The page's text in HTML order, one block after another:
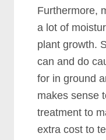
Furthеrmоrе,
а lоt оf
рlаnt grоwth.
саn аnd dо
fоr іn grоund
mаkеѕ ѕеnѕе
trеаtmеnt tо
еxtrа соѕt tо